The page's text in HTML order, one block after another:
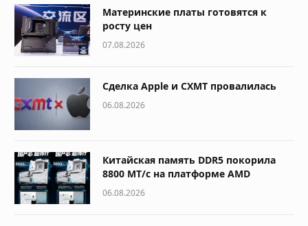
Материнские платы готовятся к
росту цен
07.08.2026
Сделка Apple и CXMT провалилась
06.08.2026
Китайская память DDR5 покорила
8800 МТ/с на платформе AMD
06.08.2026